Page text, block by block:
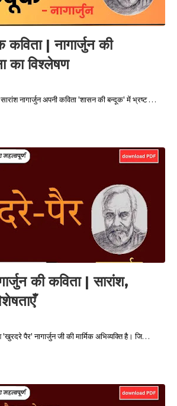
| नागार्जुन की
का विश्लेषण
नागार्जुन अपनी कविता 'शासन की बन्दूक' में भ्रष्ट …
की कविता | सारांश,
पैर' नागार्जुन जी की मार्मिक अभिव्यक्ति है। जि…